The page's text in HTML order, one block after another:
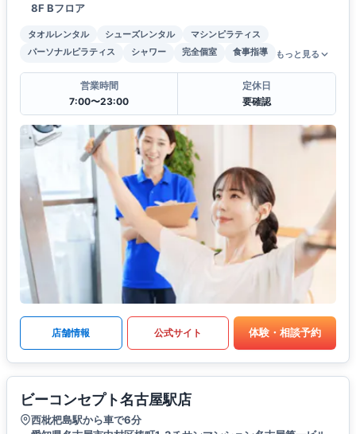
8F Bフロア
タオルレンタル シューズレンタル
マシンピラティス
パーソナルピラティス
シャワー 完全個室 食事指導 もっと見る
営業時間
7:00〜23:00
定休日
要確認
店舗情報 公式サイト 体験・相談予約
ビーコンセプト名古屋駅店
西枇杷島駅から車で6分